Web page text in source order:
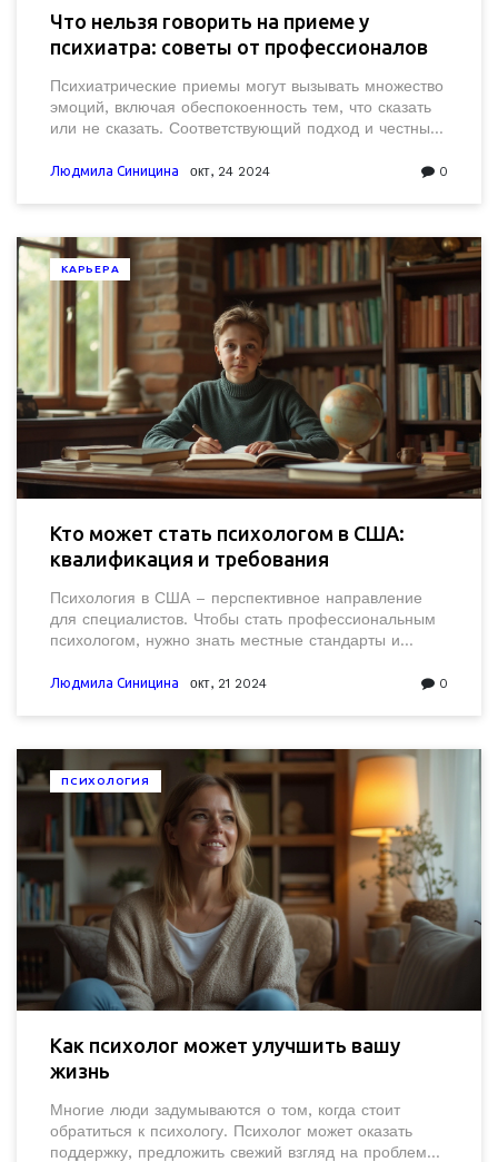
Что нельзя говорить на приеме у
психиатра: советы от профессионалов
Психиатрические приемы могут вызывать множество
эмоций, включая обеспокоенность тем, что сказать
или не сказать. Соответствующий подход и честный
Избегание определенных фраз может помочь
подойти к первому приему и какая информация
может быть воспринята неправильно специалистом.
Людмила Синицина окт, 24 2024 0
КАРЬЕРА
Кто может стать психологом в США:
квалификация и требования
Психология в США – перспективное направление
для специалистов. Чтобы стать профессиональным
психологом, нужно знать местные стандарты и
Читатели узнают, какие квалификации требуются,
для успешной карьеры в этой области.
Людмила Синицина окт, 21 2024 0
ПСИХОЛОГИЯ
Как психолог может улучшить вашу
жизнь
Многие люди задумываются о том, когда стоит
обратиться к психологу. Психолог может оказать
поддержку, предложить свежий взгляд на проблемы